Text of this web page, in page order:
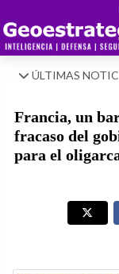
ÚLTIMAS
Francia, un
fracaso del
para el